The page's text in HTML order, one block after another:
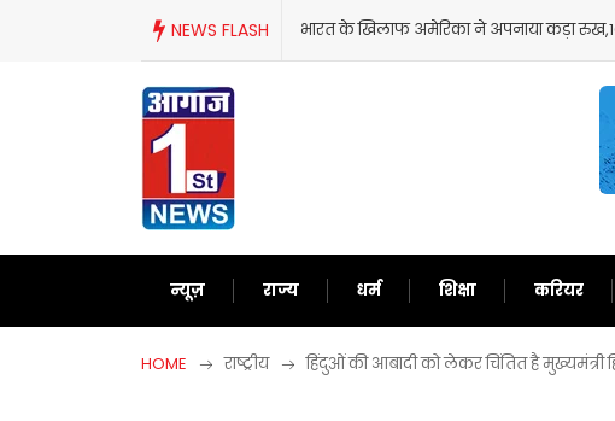
NEWS FLASH
टैरिफ से इंडिया को दिया जवाब जानिए आखिरकार E20 पेट्रोल जांच में
न्यूज़ राज्य धर्म शिक्षा करियर
HOME राष्ट्रीय हिंदुओं की आबादी को लेकर चिंतित है मुख्यमंत्री